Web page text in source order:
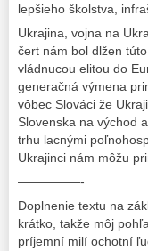
lepšieho školstva,
Ukrajina, vojna na
čert nám bol dlžen
vládnucou elitou do
generačná výmena
vôbec Slováci že
Slovenska na východ
trhu lacnými
Ukrajinci nám môžu
—————-
Doplnenie textu na
krátko, takže môj
príjemní milí ochotní